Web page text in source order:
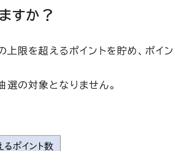
すか？
限を超えるポイントを貯め、ポイ
の対象となりません。